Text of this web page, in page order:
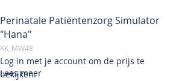
Perinatale Patiëntenzorg Simulator
"Hana"
KK_MW48
Log in met je account om de prijs te
bekijken.
Lees meer